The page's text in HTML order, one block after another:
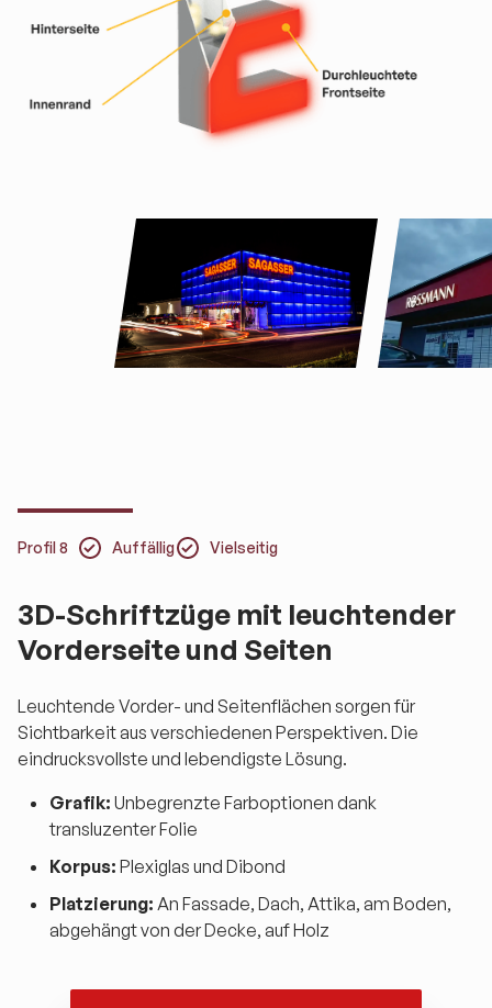
Profil 8 Auffällig Vielseitig
3D-Schriftzüge mit leuchtender
Vorderseite und Seiten
Leuchtende Vorder- und Seitenflächen sorgen für
Sichtbarkeit aus verschiedenen Perspektiven. Die
eindrucksvollste und lebendigste Lösung.
Grafik: Unbegrenzte Farboptionen dank
transluzenter Folie
Korpus: Plexiglas und Dibond
Platzierung: An Fassade, Dach, Attika, am Boden,
abgehängt von der Decke, auf Holz